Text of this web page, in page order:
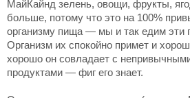
МайКайнд зелень, овощи, фрукты,
больше, потому что это на 100%
организму пища — мы и так едим эти
Организм их спокойно примет и
хорошо он совладает с
продуктами — фиг его знает.